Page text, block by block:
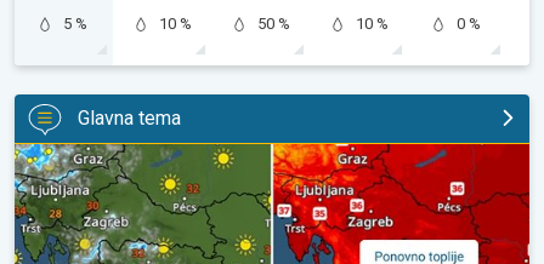
5 %
10 %
50 %
10 %
0 %
Glavna tema
Pljuskovi ponegdje, od nedjelje preko 35°C. Stabilnija iduća